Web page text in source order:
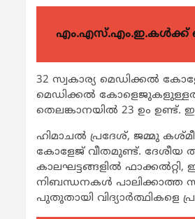
എം.എസ്.എം.ഇ.കൾക്ക്
32 സ്വകാര്യ മെഡിക്കല്‍
മെഡിക്കല്‍ കോളെജുകളുള്ളത്.
തെലങ്കാനയില്‍ 23 ഉം
ഹിമാചല്‍ പ്രദേശ്, ജമ്മു
കോളേജ് വീതമുണ്ട്. ദേശീയ
കാലഘട്ടങ്ങളില്‍
നിബന്ധനകള്‍ പാലിക്കാത്ത
പുതുതായി വിദ്യാര്‍ത്ഥികളെ